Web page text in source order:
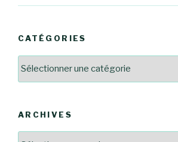
CATÉGORIES
ARCHIVES